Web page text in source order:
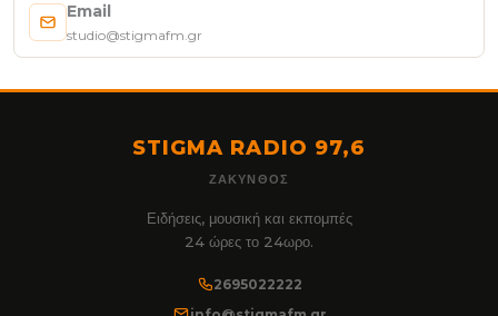
Email
studio@stigmafm.gr
STIGMA RADIO 97,6
ΖΆΚΥΝΘΟΣ
Ειδήσεις, μουσική και εκπομπές
24 ώρες το 24ωρο.
2695022222